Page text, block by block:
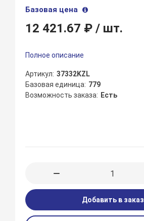
Базовая цена
12 421.67 ₽/ шт.
Полное описание
Артикул 37332KZL
Базовая единица 779
Возможность заказа
Есть
Добавить в заказ